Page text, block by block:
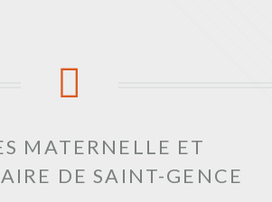
MATERNELLE ET
DE SAINT-GENCE